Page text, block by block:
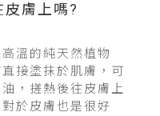
皮膚上嗎?
溫的純天然植物
接塗抹於肌膚，可
，搓熱後往皮膚上
於皮膚也是很好